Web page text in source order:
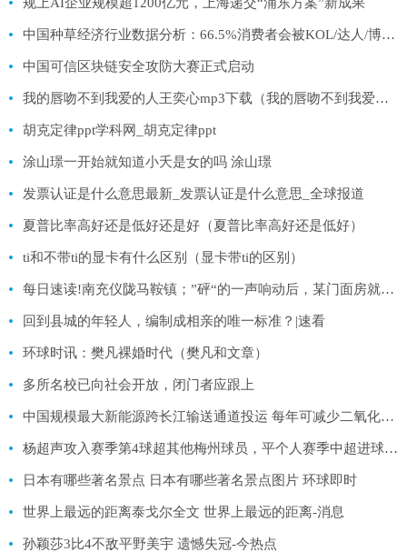
中国种草经济行业数据分析：66.5%消费者会被KOL/达人/博主测评视频种草 世界播资讯
中国可信区块链安全攻防大赛正式启动
我的唇吻不到我爱的人王奕心mp3下载（我的唇吻不到我爱的人mp3微盘） 世界微头条
胡克定律ppt学科网_胡克定律ppt
涂山璟一开始就知道小夭是女的吗 涂山璟
发票认证是什么意思最新_发票认证是什么意思_全球报道
夏普比率高好还是低好还是好（夏普比率高好还是低好）
ti和不带ti的显卡有什么区别（显卡带ti的区别）
每日速读!南充仪陇马鞍镇；”砰“的一声响动后，某门面房就变成了这幅模样
回到县城的年轻人，编制成相亲的唯一标准？|速看
环球时讯：樊凡裸婚时代（樊凡和文章）
多所名校已向社会开放，闭门者应跟上
中国规模最大新能源跨长江输送通道投运 每年可减少二氧化碳排放1000万吨_每日看点
杨超声攻入赛季第4球超其他梅州球员，平个人赛季中超进球纪录|环球今头条
日本有哪些著名景点 日本有哪些著名景点图片 环球即时
世界上最远的距离泰戈尔全文 世界上最远的距离-消息
孙颖莎3比4不敌平野美宇 遗憾失冠-今热点